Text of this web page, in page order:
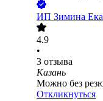
ИП Зимина
4.9
•
3 отзыва
Казань
Можно без
Откликнуться